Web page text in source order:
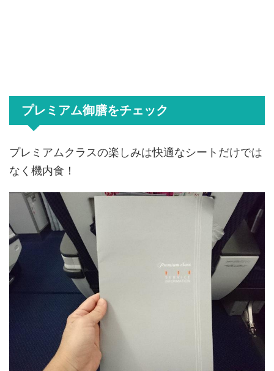
プレミアム御膳をチェック
プレミアムクラスの楽しみは快適なシートだけでは
なく機内食！